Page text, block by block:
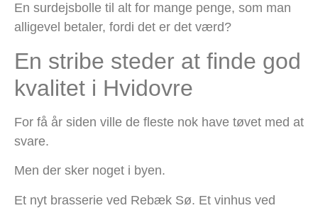
En surdejsbolle til alt for mange penge, som man
alligevel betaler, fordi det er det værd?
En stribe steder at finde god
kvalitet i Hvidovre
For få år siden ville de fleste nok have tøvet med at
svare.
Men der sker noget i byen.
Et nyt brasserie ved Rebæk Sø. Et vinhus ved